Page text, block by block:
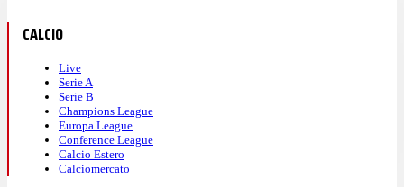
CALCIO
Live
Serie A
Serie B
Champions League
Europa League
Conference League
Calcio Estero
Calciomercato